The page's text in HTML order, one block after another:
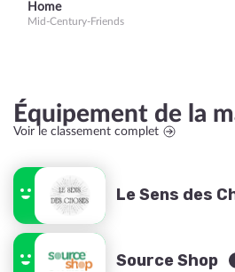
Home
Mid-Century-Friends
Équipement de la
Voir le classement complet
Le Sens des
Source Shop